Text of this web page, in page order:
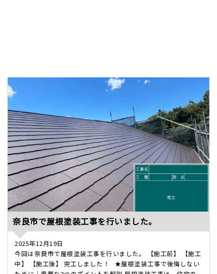
奈良市で屋根塗装工事を行いました。
2025年12月19日
今回は奈良市で屋根塗装工事を行いました。 【施工前】 【施工
中】 【施工後】 完工しました！ ★屋根塗装工事で後悔しない